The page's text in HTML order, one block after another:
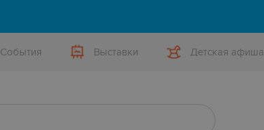
События Выставки Детская афиша